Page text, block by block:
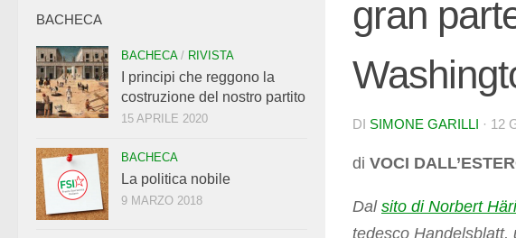
gran
DI SIMONE GARILLI · 12
di VOCI
Dal sito di Norbert
tedesco Handelsblatt,
BACHECA
BACHECA/ RIVISTA
I principi che reggono la
costruzione del nostro partito
15 APRILE 2020
BACHECA
La politica nobile
9 MARZO 2018